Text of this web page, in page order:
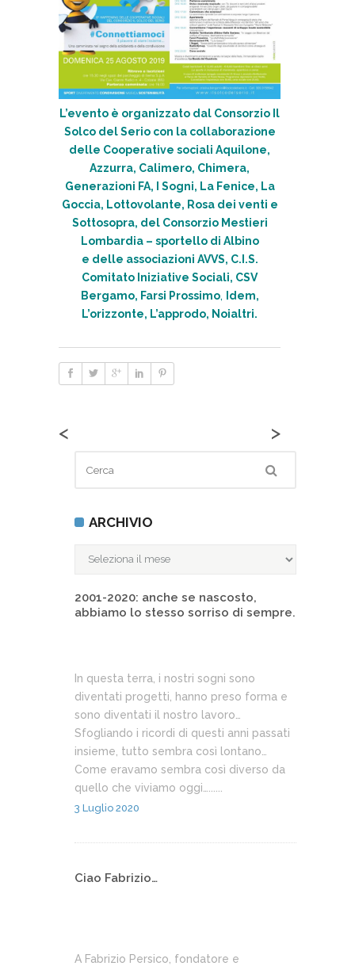
L’evento è organizzato dal Consorzio Il
Solco del Serio con la collaborazione
delle Cooperative sociali Aquilone,
Azzurra, Calimero, Chimera,
Generazioni FA, I Sogni, La Fenice, La
Goccia, Lottovolante, Rosa dei venti e
Sottosopra, del Consorzio Mestieri
Lombardia – sportello di Albino
e delle associazioni AVVS, C.I.S.
Comitato Iniziative Sociali, CSV
Bergamo, Farsi Prossimo,
Idem,
L’orizzonte, L’approdo, Noialtri.
< >
ARCHIVIO
ARCHIVIO
2001-2020: anche se nascosto,
abbiamo lo stesso sorriso di sempre.
In questa terra, i nostri sogni sono
diventati progetti, hanno preso forma e
sono diventati il nostro lavoro…
Sfogliando i ricordi di questi anni passati
insieme, tutto sembra così lontano…
Come eravamo sembra così diverso da
quello che viviamo oggi…......
3 Luglio 2020
Ciao Fabrizio…
A Fabrizio Persico, fondatore e